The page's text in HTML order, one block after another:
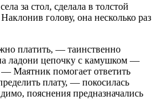
за стол, сделала в толстой
голову, она несколько раз
платить, — таинственно
ладони цепочку с камушком —
— Маятник помогает ответить
плату, — покосилась
пояснения предназначались